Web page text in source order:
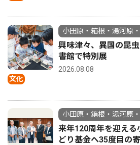
文化
小田原・箱根・湯河原
興味津々、異国の昆
書館で特別展
2026.08.08
小田原・箱根・湯河原
来年120周年を迎え
どり基金へ35度目の